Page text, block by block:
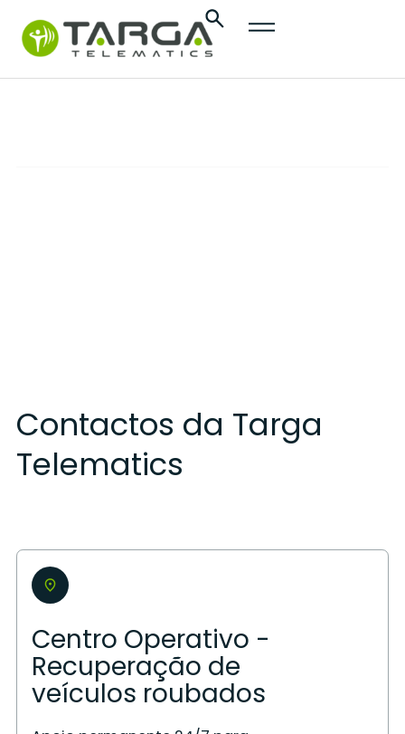
Contactos da Targa
Telematics
Centro Operativo -
Recuperação de
veículos roubados